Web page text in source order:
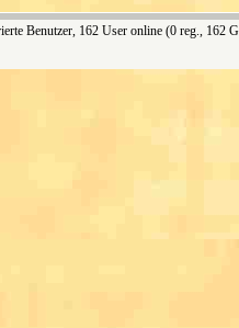
Benutzer, 162 User online (0 reg., 162